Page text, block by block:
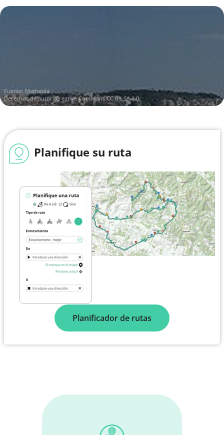
Fuente: Matheola
Derechos de autor:Creative Commons CC BY-SA 3.0
Planifique su ruta
Planificador de rutas